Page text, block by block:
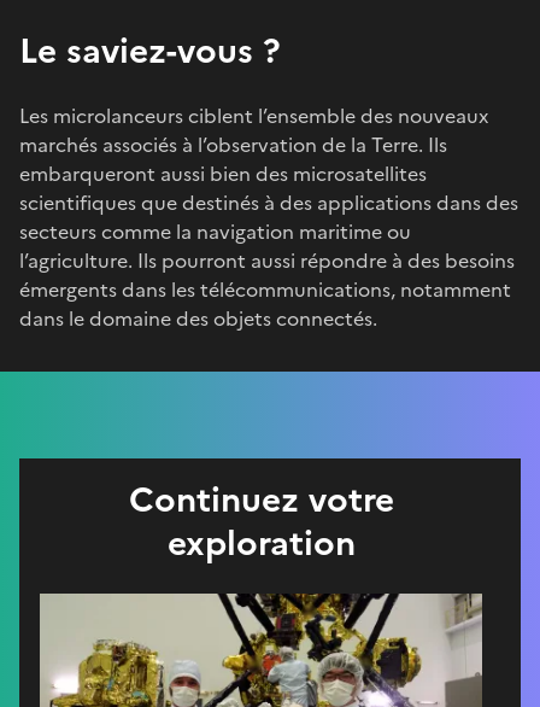
Le saviez-vous ?
Les microlanceurs ciblent l’ensemble des nouveaux
marchés associés à l’observation de la Terre. Ils
embarqueront aussi bien des microsatellites
scientifiques que destinés à des applications dans des
secteurs comme la navigation maritime ou
l’agriculture. Ils pourront aussi répondre à des besoins
émergents dans les télécommunications, notamment
dans le domaine des objets connectés.
Continuez votre
exploration